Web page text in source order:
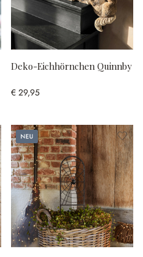
Deko-Eichhörnchen Quinnby
€ 29,95
Neu